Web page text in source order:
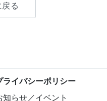
戻る
ライバシーポリシー
知らせ／イベント